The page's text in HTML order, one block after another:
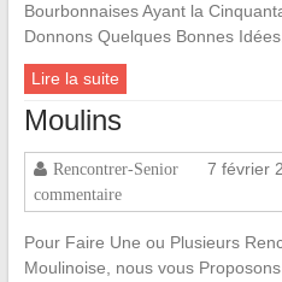
Bourbonnaises Ayant la
Donnons Quelques Bonnes
Lire la suite
Moulins
Rencontrer-Senior 7 février
commentaire
Pour Faire Une ou Plusieurs
Moulinoise, nous vous